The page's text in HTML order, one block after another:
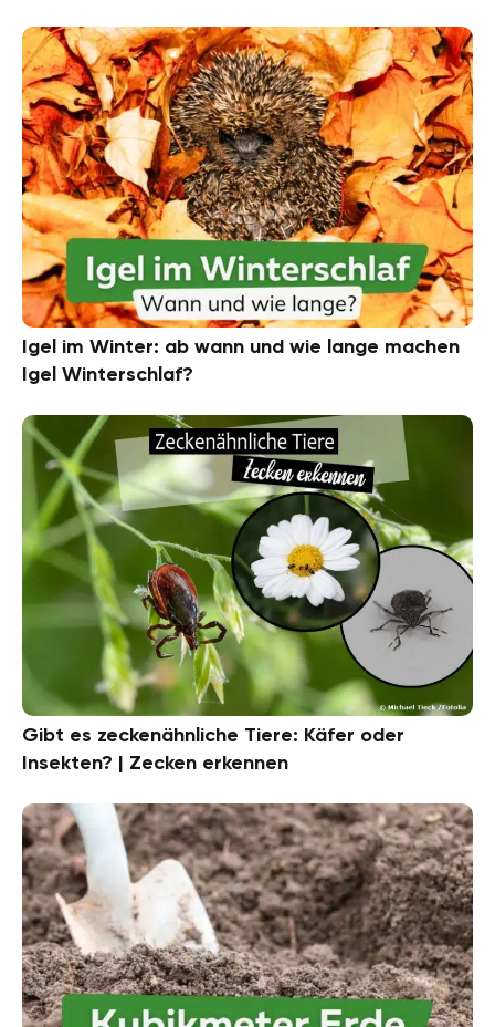
Igel im Winter: ab wann und wie lange machen
Igel Winterschlaf?
Gibt es zeckenähnliche Tiere: Käfer oder
Insekten? | Zecken erkennen